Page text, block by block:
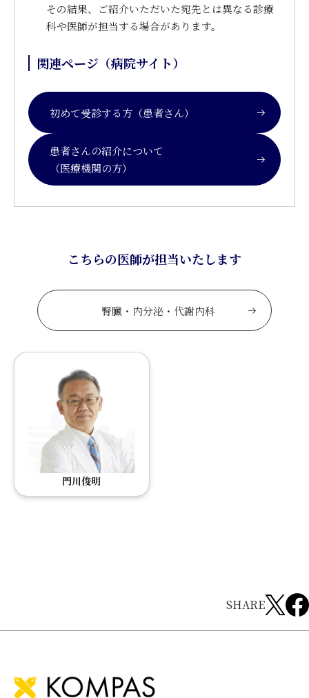
その結果、ご紹介いただいた宛先とは異なる診療
科や医師が担当する場合があります。
関連ページ（病院サイト）
初めて受診する方（患者さん）
患者さんの紹介について
（医療機関の方）
こちらの医師が担当いたします
腎臓・内分泌・代謝内科
門川俊明
SHARE